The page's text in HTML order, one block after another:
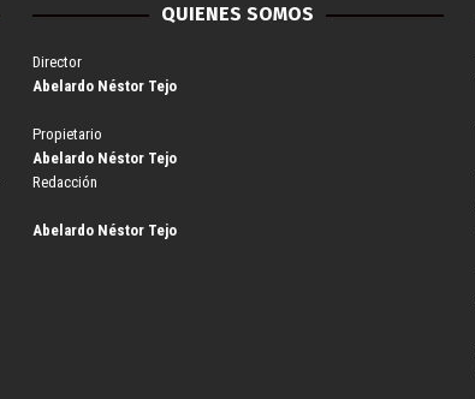
QUIENES SOMOS
Director
Abelardo Néstor Tejo
Propietario
Abelardo Néstor Tejo
Redacción
Abelardo Néstor Tejo